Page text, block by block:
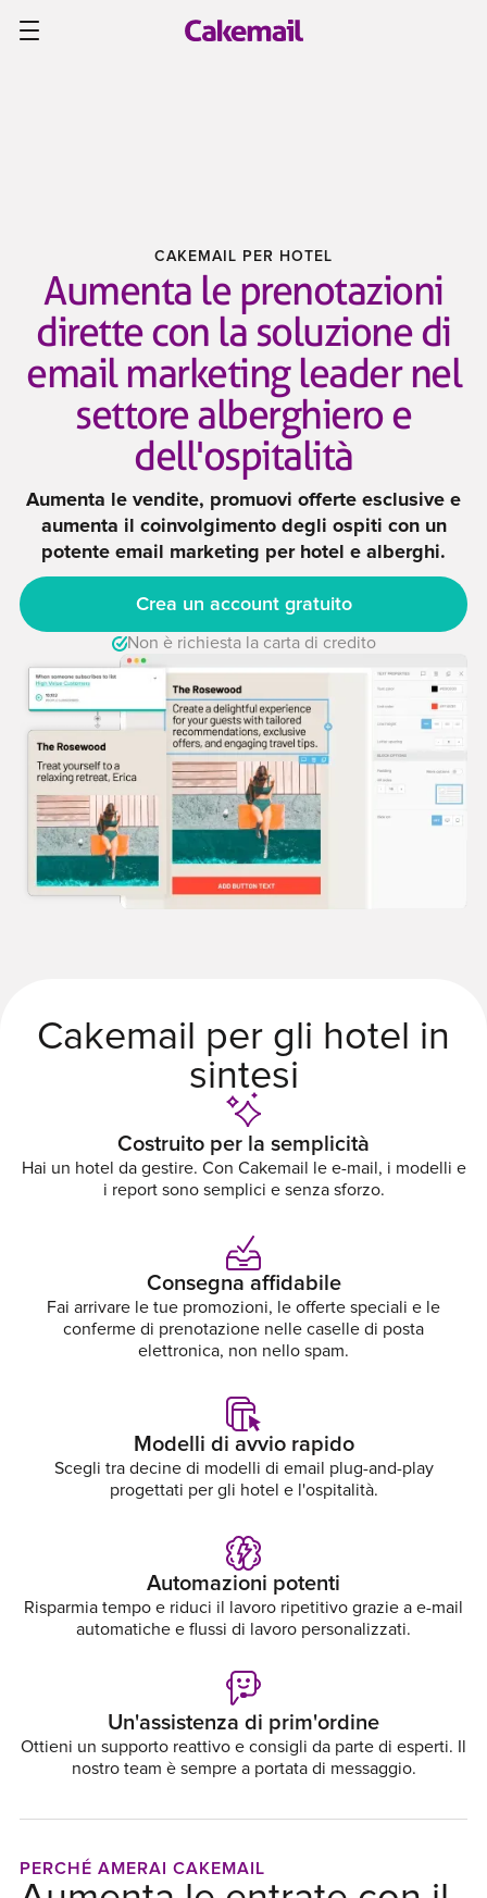
CAKEMAIL PER HOTEL
Aumenta le prenotazioni
dirette con la soluzione di
email marketing leader nel
settore alberghiero e
dell'ospitalità
Aumenta le vendite, promuovi offerte esclusive e
aumenta il coinvolgimento degli ospiti con un
potente email marketing per hotel e alberghi.
Crea un account gratuito
Non è richiesta la carta di credito
Cakemail per gli hotel in
sintesi
Costruito per la semplicità
Hai un hotel da gestire. Con Cakemail le e-mail, i modelli e
i report sono semplici e senza sforzo.
Consegna affidabile
Fai arrivare le tue promozioni, le offerte speciali e le
conferme di prenotazione nelle caselle di posta
elettronica, non nello spam.
Modelli di avvio rapido
Scegli tra decine di modelli di email plug-and-play
progettati per gli hotel e l'ospitalità.
Automazioni potenti
Risparmia tempo e riduci il lavoro ripetitivo grazie a e-mail
automatiche e flussi di lavoro personalizzati.
Un'assistenza di prim'ordine
Ottieni un supporto reattivo e consigli da parte di esperti. Il
nostro team è sempre a portata di messaggio.
PERCHÉ AMERAI CAKEMAIL